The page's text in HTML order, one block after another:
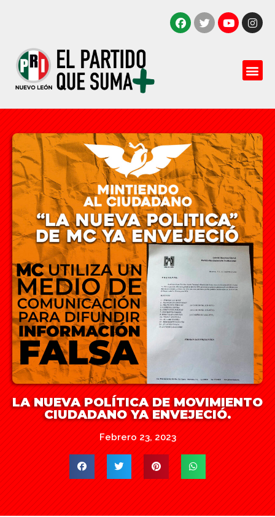
LA NUEVA POLÍTICA DE MOVIMIENTO
CIUDADANO YA ENVEJECIÓ.
Febrero 23, 2023